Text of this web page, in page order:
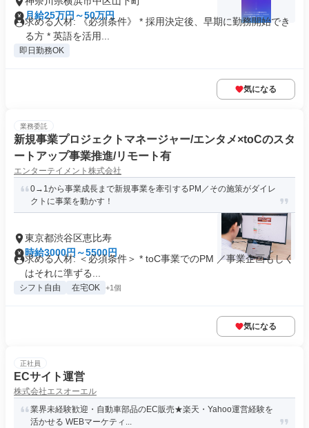
月給25万円～50万円
求める人材: 《必須条件》 * 採用決定後、早期に勤務開始でき
る方 * 英語を活用...
即日勤務OK
気になる
業務委託
新規事業プロジェクトマネージャー/エンタメ×toCのスタ
ートアップ事業推進/リモート有
エンターテイメント株式会社
0→1から事業成長まで新規事業を牽引するPM／その施策がダイレ
クトに事業を動かす！
東京都渋谷区恵比寿
時給3000円～5500円
求める人材: ＜必須条件＞ * toC事業でのPM ／事業企画もしく
はそれに準ずる...
シフト自由 在宅OK +1個
気になる
正社員
ECサイト運営
株式会社エスオーエル
業界未経験歓迎・自動車部品のEC販売★楽天・Yahoo運営経験を
活かせる WEBマーケティ...